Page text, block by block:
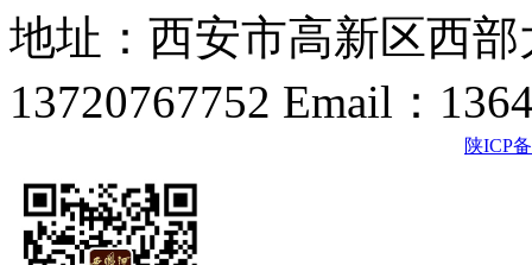
地址：西安市高新区西
13720767752 Email：
陕ICP